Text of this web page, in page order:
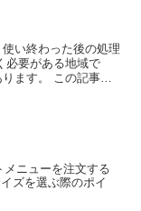
い終わった後の処理
必要がある地域で
ます。 この記事で
メニューを注文する
ズを選ぶ際のポイ